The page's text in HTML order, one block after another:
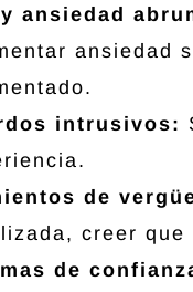
ansiedad
ansiedad
intrusivos:
de
creer
de